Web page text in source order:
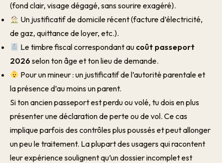
(fond clair, visage dégagé, sans sourire exagéré).
Un justificatif de domicile récent (facture d’électricité,
de gaz, quittance de loyer, etc.).
Le timbre fiscal correspondant au coût passeport
2026 selon ton âge et ton lieu de demande.
Pour un mineur : un justificatif de l’autorité parentale et
la présence d’au moins un parent.
Si ton ancien passeport est perdu ou volé, tu dois en plus
présenter une déclaration de perte ou de vol. Ce cas
implique parfois des contrôles plus poussés et peut allonger
un peu le traitement. La plupart des usagers qui racontent
leur expérience soulignent qu’un dossier incomplet est